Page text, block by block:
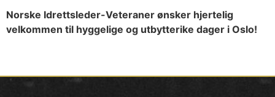
Norske Idrettsleder-Veteraner ønsker hjertelig
velkommen til hyggelige og utbytterike dager i Oslo!